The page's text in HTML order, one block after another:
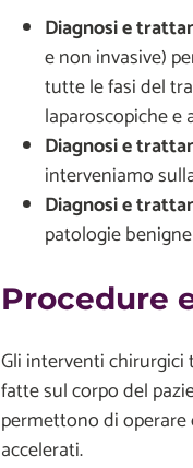
Diagnosi e
e non invasive)
tutte le fasi del
laparoscopiche e
Diagnosi e
interveniamo
Diagnosi e
patologie
Procedure
Gli interventi chirurgici
fatte sul corpo del
permettono di
accelerati.